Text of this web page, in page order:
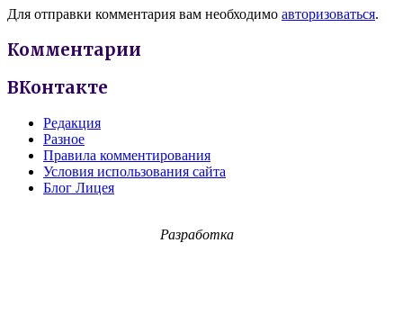
Для отправки комментария вам необходимо авторизоваться.
Комментарии
ВКонтакте
Редакция
Разное
Правила комментирования
Условия использования сайта
Блог Лицея
Разработка